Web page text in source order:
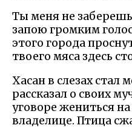
Ты меня не
запою громким
этого города
твоего мяса здесь
Хасан в слезах стал
рассказал о своих
уговоре жениться
владелице. Птица